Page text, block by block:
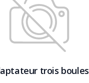
trois boules